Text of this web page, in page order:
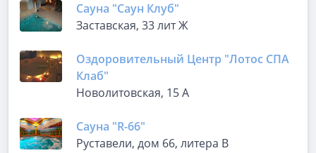
Сауна "Саун Клуб"
Заставская, 33 лит Ж
Оздоровительный Центр "Лотос СПА
Клаб"
Новолитовская, 15 А
Сауна "R-66"
Руставели, дом 66, литера В